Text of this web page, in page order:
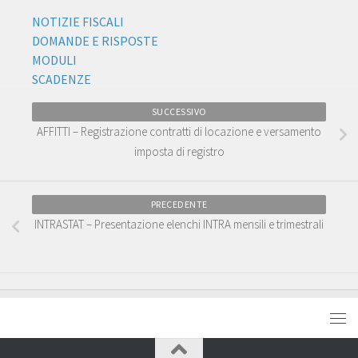
NOTIZIE FISCALI
DOMANDE E RISPOSTE
MODULI
SCADENZE
SUCCESSIVO
AFFITTI – Registrazione contratti di locazione e versamento
imposta di registro
PRECEDENTE
INTRASTAT – Presentazione elenchi INTRA mensili e trimestrali